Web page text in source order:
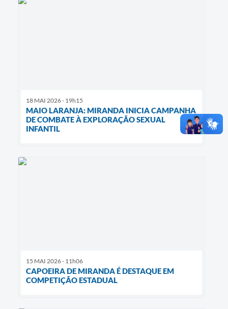
18 MAI 2026 - 19h15
MAIO LARANJA: MIRANDA INICIA CAMPANHA
DE COMBATE À EXPLORAÇÃO SEXUAL
INFANTIL
15 MAI 2026 - 11h06
CAPOEIRA DE MIRANDA É DESTAQUE EM
COMPETIÇÃO ESTADUAL